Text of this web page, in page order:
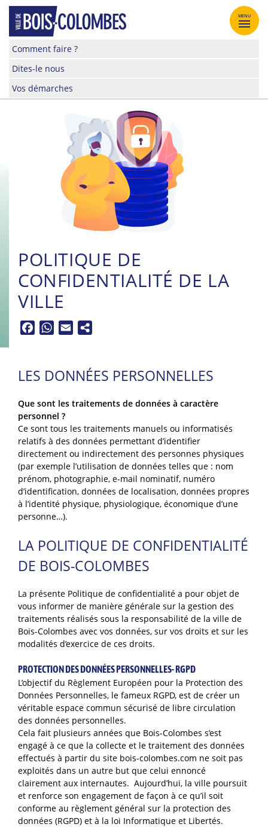
Skip
content
Site
de
la
Comment faire ?
Dites-le nous
Vos démarches
MENU
POLITIQUE DE
CONFIDENTIALITÉ DE LA
VILLE
FacebookWhatsApp
Email
LES DONNÉES PERSONNELLES
Que sont les traitements de données à caractère
personnel ?
Ce sont tous les traitements manuels ou informatisés
relatifs à des données permettant d’identifier
directement ou indirectement des personnes physiques
(par exemple l’utilisation de données telles que : nom
prénom, photographie, e-mail nominatif, numéro
d’identification, données de localisation, données propres
à l’identité physique, physiologique, économique d’une
personne…).
LA POLITIQUE DE CONFIDENTIALITÉ
DE BOIS-COLOMBES
La présente Politique de confidentialité a pour objet de
vous informer de manière générale sur la gestion des
traitements réalisés sous la responsabilité de la ville de
Bois-Colombes avec vos données, sur vos droits et sur les
modalités d’exercice de ces droits.
PROTECTION DES DONNÉES PERSONNELLES- RGPD
L’objectif du Règlement Européen pour la Protection des
Données Personnelles, le fameux RGPD, est de créer un
véritable espace commun sécurisé de libre circulation
des données personnelles.
Cela fait plusieurs années que Bois-Colombes s’est
engagé à ce que la collecte et le traitement des données
effectués à partir du site bois-colombes.com ne soit pas
exploités dans un autre but que celui ennoncé
clairement aux internautes. Aujourd’hui, la ville poursuit
et renforce son engagement de façon à ce qu’il soit
conforme au règlement général sur la protection des
données (RGPD) et à la loi Informatique et Libertés.